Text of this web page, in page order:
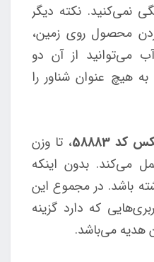
نمی‌کنید. نکته دیگر
محصول روی زمین،
می‌توانید از آن دو
هیچ عنوان شناور را
58883
، تا وزن
می‌کند. بدون اینکه
باشد. در مجموع این
که دارد گزینه
هدیه می‌باشد.